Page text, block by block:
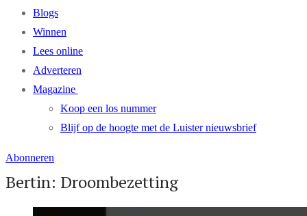
Blogs
Winnen
Lees online
Adverteren
Magazine
Koop een los nummer
Blijf op de hoogte met de Luister nieuwsbrief
Abonneren
Bertin: Droombezetting